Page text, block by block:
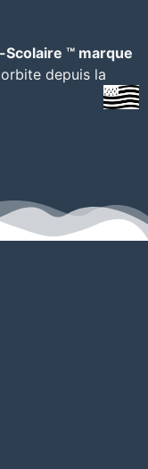
Scolaire ™ marque
depuis la